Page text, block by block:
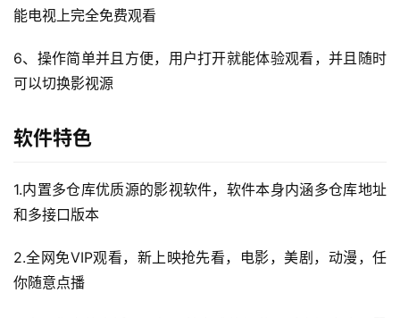
能电视上完全免费观看
6、操作简单并且方便，用户打开就能体验观看，并且随时
可以切换影视源
软件特色
1.内置多仓库优质源的影视软件，软件本身内涵多仓库地址
和多接口版本
2.全网免VIP观看，新上映抢先看，电影，美剧，动漫，任
你随意点播